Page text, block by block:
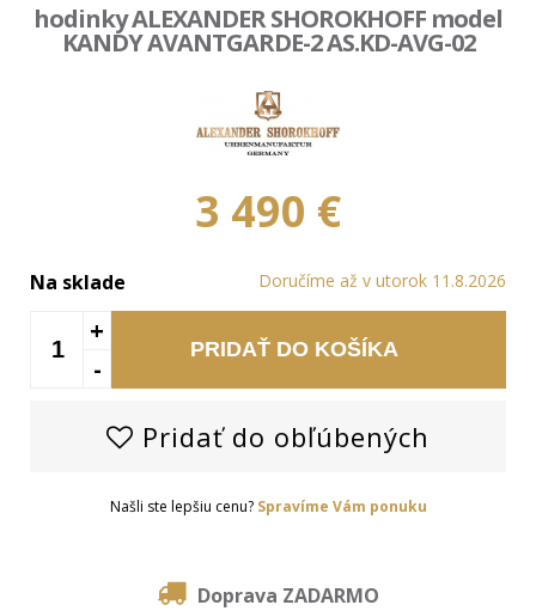
hodinky ALEXANDER SHOROKHOFF model
KANDY AVANTGARDE-2 AS.KD-AVG-02
3 490 €
Na sklade Doručíme až v utorok 11.8.2026
PRIDAŤ DO KOŠÍKA
+
-
Pridať do obľúbených
Našli ste lepšiu cenu? Spravíme Vám ponuku
Doprava ZADARMO